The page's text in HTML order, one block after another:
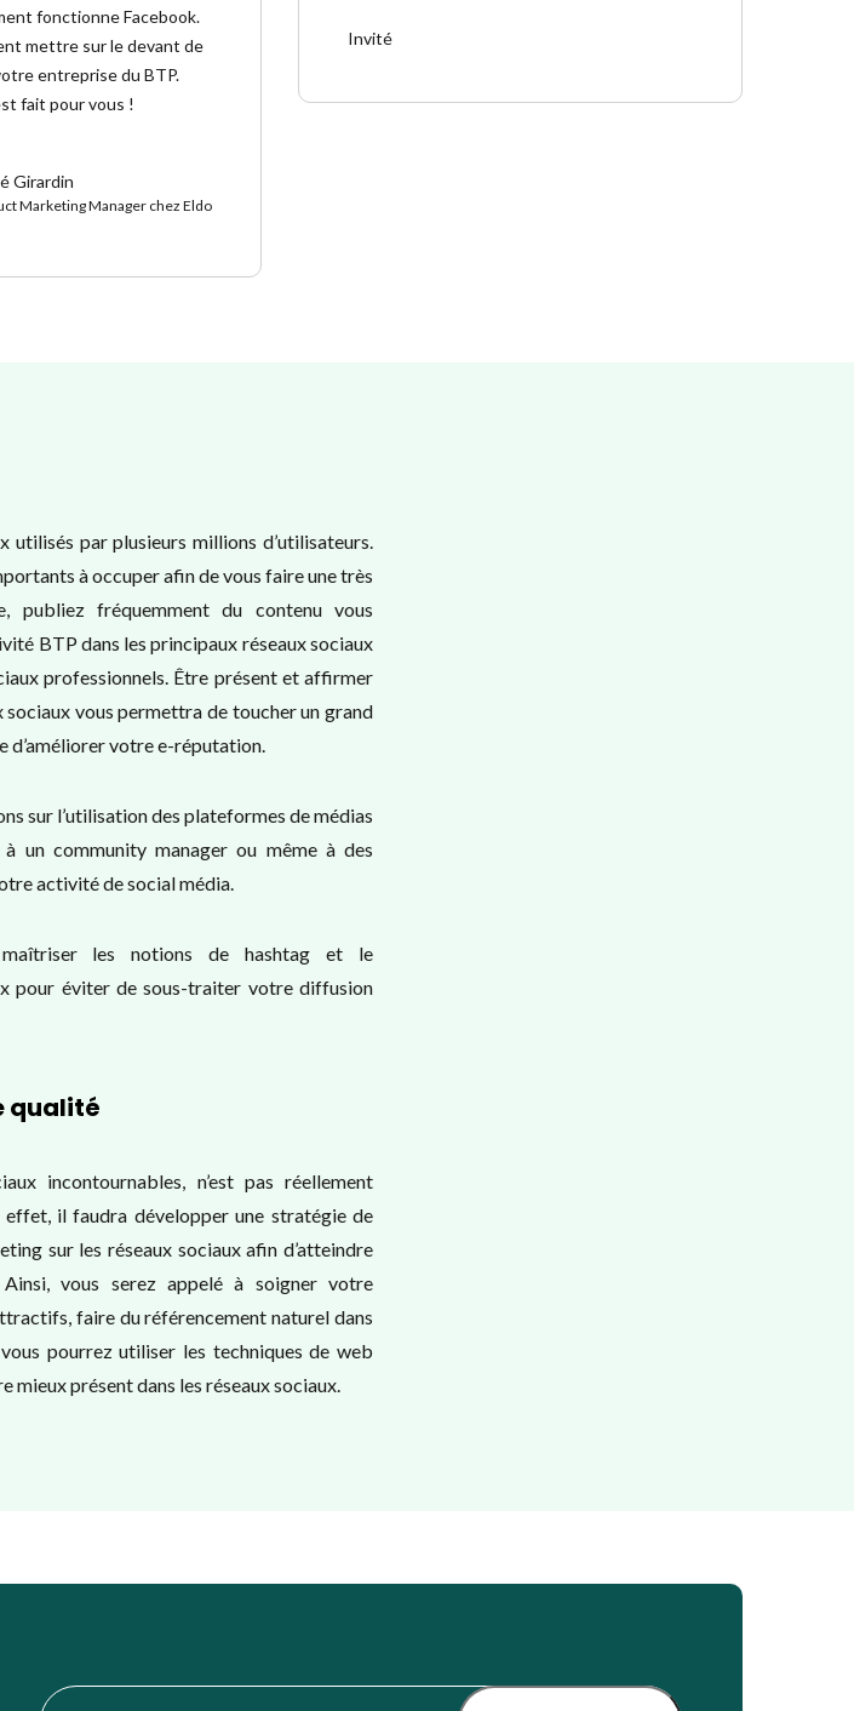
fonctionne Facebook.
mettre sur le devant de
entreprise du BTP.
fait pour vous !
Girardin
Marketing Manager chez Eldo
Invité
utilisés par plusieurs millions d’utilisateurs.
à occuper afin de vous faire une très
publiez fréquemment du contenu vous
BTP dans les principaux réseaux sociaux
professionnels. Être présent et affirmer
vous permettra de toucher un grand
d’améliorer votre e-réputation.
sur l’utilisation des plateformes de médias
un community manager ou même à des
activité de social média.
les notions de hashtag et le
pour éviter de sous-traiter votre diffusion
qualité
incontournables, n’est pas réellement
il faudra développer une stratégie de
sur les réseaux sociaux afin d’atteindre
vous serez appelé à soigner votre
faire du référencement naturel dans
pourrez utiliser les techniques de web
mieux présent dans les réseaux sociaux.